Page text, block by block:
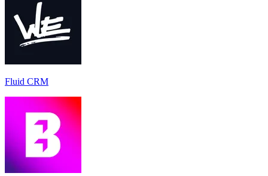
Fluid CRM